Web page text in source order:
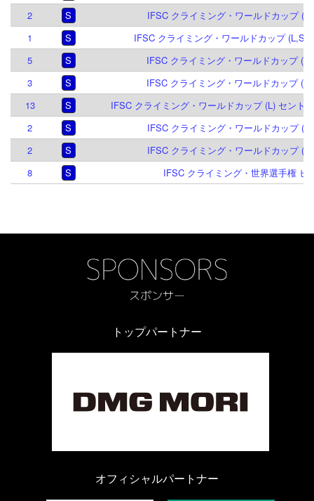
2
S
IFSC クライミング・ワールドカップ
1
S
IFSC クライミング・ワールドカップ (L,S)
5
S
IFSC クライミング・ワールドカップ
3
S
IFSC クライミング・ワールドカップ
13
S
IFSC クライミング・ワールドカップ (L) セント
2
S
IFSC クライミング・ワールドカップ
2
S
IFSC クライミング・ワールドカップ
8
S IFSC クライミング・世界選手権 ヒ
トップパートナー
オフィシャルパートナー